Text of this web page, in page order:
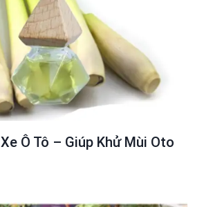
Ô Tô – Giúp Khử Mùi Oto